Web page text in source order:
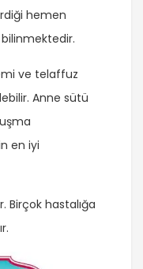
hemen
ve telaffuz
Anne sütü
en iyi
Birçok hastalığa